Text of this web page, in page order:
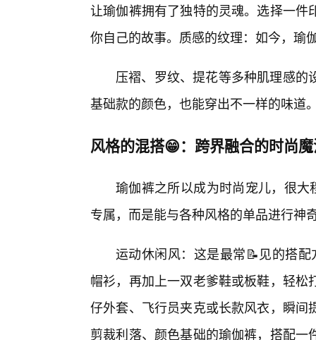
让瑜伽裤拥有了独特的灵魂。选择一
你自己的故事。质感的纹理：如今，瑜
压褶、罗纹、提花等多种肌理感
基础款的颜色，也能穿出不一样的味道
风格的混搭😁：跨界融合的时尚
瑜伽裤之所以成为时尚宠儿，很大
专属，而是能与各种风格的单品进行神
运动休闲风：这是最常📝见的搭
帽衫，再加上一双老爹鞋或板鞋，轻
仔外套、飞行员夹克或长款风衣，瞬
剪裁利落、颜色基础的瑜伽裤，搭配